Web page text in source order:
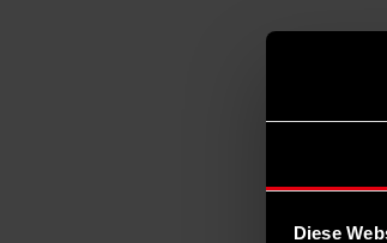
Diese